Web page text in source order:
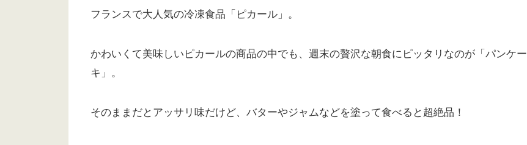
フランスで大人気の冷凍食品「ピカール」。
かわいくて美味しいピカールの商品の中でも、週末の贅沢な朝食にピッタリなのが「パンケー
キ」。
そのままだとアッサリ味だけど、バターやジャムなどを塗って食べると超絶品！